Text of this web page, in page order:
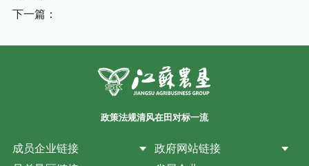
下一篇：
政策法规清风在田 对标一流
成员企业链接
政府网站链接